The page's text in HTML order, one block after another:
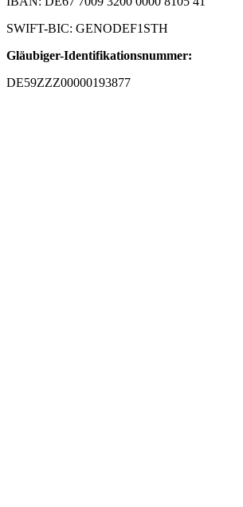
SWIFT-BIC: GENODEF1STH
Gläubiger-Identifikationsnummer:
DE59ZZZ00000193877